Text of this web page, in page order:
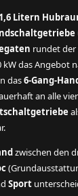
1,6 Litern
rundet der
kW das Angebot
das6-Gang-
an alle
zwischen den
Sport